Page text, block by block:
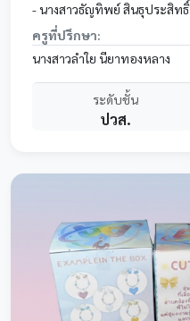
- นางสาวธัญทิพย์ สินธุประสิทธิ์
ครูที่ปรึกษา:
นางสาวลำใย นียาทองหลาง
ระดับชั้น
ปวส.